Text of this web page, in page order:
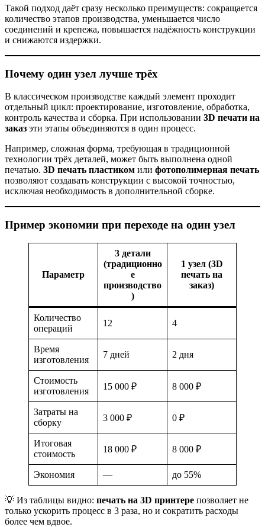
Такой подход даёт сразу несколько преимуществ: сокращается
количество этапов производства, уменьшается число
соединений и крепежа, повышается надёжность конструкции
и снижаются издержки.
Почему один узел лучше трёх
В классическом производстве каждый элемент проходит
отдельный цикл: проектирование, изготовление, обработка,
контроль качества и сборка. При использовании 3D печати на
заказ эти этапы объединяются в один процесс.
Например, сложная форма, требующая в традиционной
технологии трёх деталей, может быть выполнена одной
печатью. 3D печать пластиком или фотополимерная печать
позволяют создавать конструкции с высокой точностью,
исключая необходимость в дополнительной сборке.
Пример экономии при переходе на один узел
Параметр
3 детали
(традиционно
е
производство
)
1 узел (3D
печать на
заказ)
Количество
операций
12 4
Время
изготовления
7 дней 2 дня
Стоимость
изготовления
15 000 ₽ 8 000 ₽
Затраты на
сборку
3 000 ₽ 0 ₽
Итоговая
стоимость
18 000 ₽ 8 000 ₽
Экономия — до 55%
💡 Из таблицы видно: печать на 3D принтере позволяет не
только ускорить процесс в 3 раза, но и сократить расходы
более чем вдвое.